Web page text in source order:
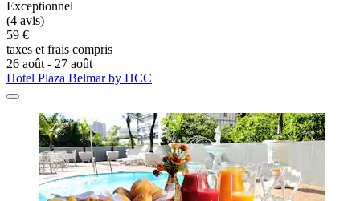
Exceptionnel
(4 avis)
59 €
taxes et frais compris
26 août - 27 août
Hotel Plaza Belmar by HCC